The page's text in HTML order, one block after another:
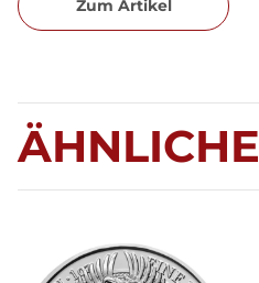
Zum Artikel
ÄHNLICHE